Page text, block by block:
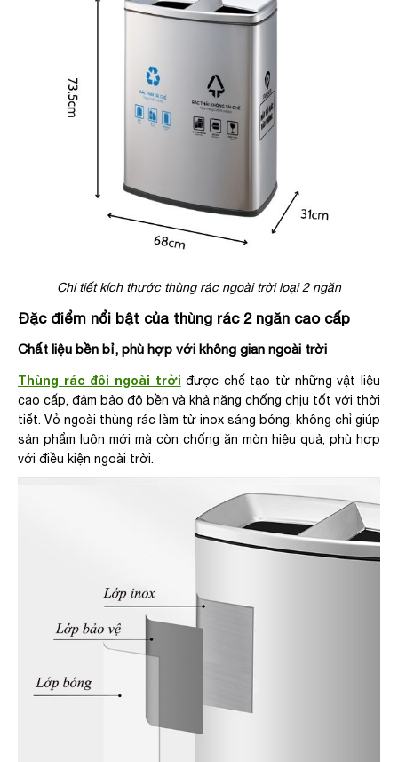
Chi tiết kích thước thùng rác ngoài trời loại 2 ngăn
Đặc điểm nổi bật của thùng rác 2 ngăn cao cấp
Chất liệu bền bỉ, phù hợp với không gian ngoài trời
Thùng rác đôi ngoài trời được chế tạo từ những vật liệu
cao cấp, đảm bảo độ bền và khả năng chống chịu tốt với thời
tiết. Vỏ ngoài thùng rác làm từ inox sáng bóng, không chỉ giúp
sản phẩm luôn mới mà còn chống ăn mòn hiệu quả, phù hợp
với điều kiện ngoài trời.